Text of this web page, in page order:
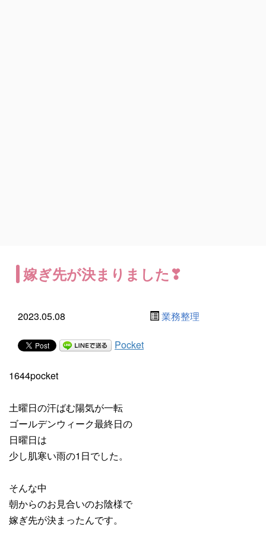
嫁ぎ先が決まりました❣
2023.05.08 業務整理
Pocket
1644pocket
土曜日の汗ばむ陽気が一転
ゴールデンウィーク最終日の
日曜日は
少し肌寒い雨の1日でした。
そんな中
朝からのお見合いのお陰様で
嫁ぎ先が決まったんです。